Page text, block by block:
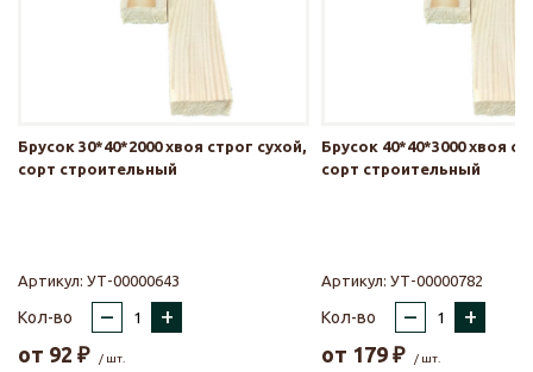
Брусок 30*40*2000 хвоя строг сухой,
сорт строительный
Артикул: УТ-00000643
Кол-во – +
от 92 ₽ / шт.
Брусок 40*40*3000 хвоя
сорт строительный
Артикул: УТ-00000782
Кол-во – +
от 179 ₽ / шт.